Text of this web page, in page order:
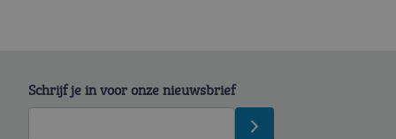
Schrijf je in voor onze nieuwsbrief